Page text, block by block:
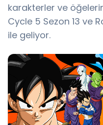
karakterler ve
Cycle 5 Sezon 13 ve
ile geliyor.